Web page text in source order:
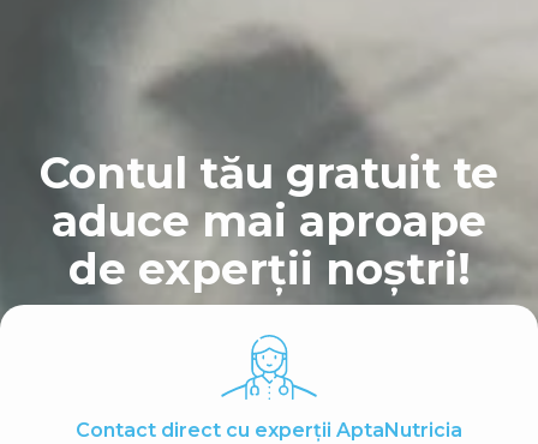
Contul tău gratuit te
aduce mai aproape
de experții noștri!
Contact direct cu experții AptaNutricia